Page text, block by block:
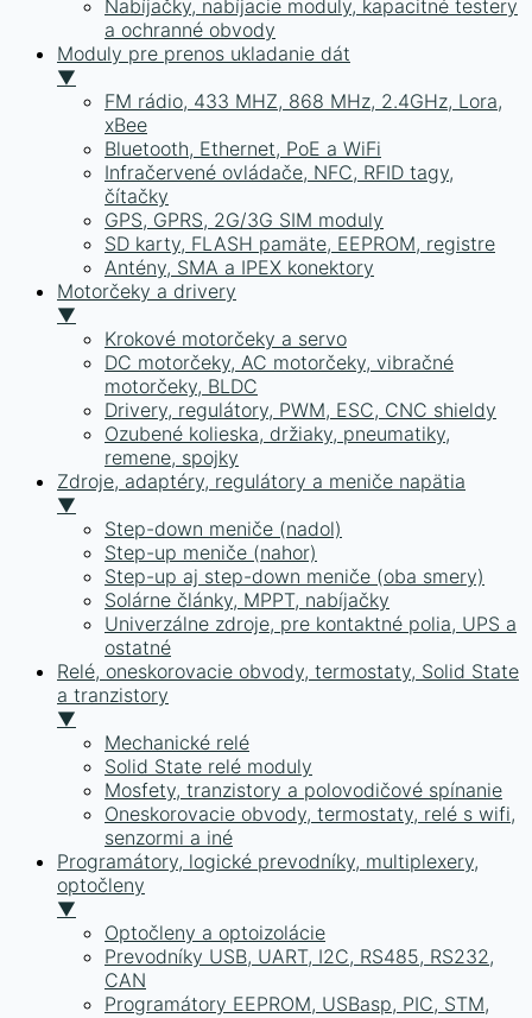
Nabíjačky, nabíjacie moduly, kapacitné testery
a ochranné obvody
Moduly pre prenos ukladanie dát
▼
FM rádio, 433 MHZ, 868 MHz, 2.4GHz, Lora,
xBee
Bluetooth, Ethernet, PoE a WiFi
Infračervené ovládače, NFC, RFID tagy,
čítačky
GPS, GPRS, 2G/3G SIM moduly
SD karty, FLASH pamäte, EEPROM, registre
Antény, SMA a IPEX konektory
Motorčeky a drivery
▼
Krokové motorčeky a servo
DC motorčeky, AC motorčeky, vibračné
motorčeky, BLDC
Drivery, regulátory, PWM, ESC, CNC shieldy
Ozubené kolieska, držiaky, pneumatiky,
remene, spojky
Zdroje, adaptéry, regulátory a meniče napätia
▼
Step-down meniče (nadol)
Step-up meniče (nahor)
Step-up aj step-down meniče (oba smery)
Solárne články, MPPT, nabíjačky
Univerzálne zdroje, pre kontaktné polia, UPS a
ostatné
Relé, oneskorovacie obvody, termostaty, Solid State
a tranzistory
▼
Mechanické relé
Solid State relé moduly
Mosfety, tranzistory a polovodičové spínanie
Oneskorovacie obvody, termostaty, relé s wifi,
senzormi a iné
Programátory, logické prevodníky, multiplexery,
optočleny
▼
Optočleny a optoizolácie
Prevodníky USB, UART, I2C, RS485, RS232,
CAN
Programátory EEPROM, USBasp, PIC, STM,